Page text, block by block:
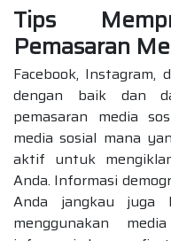
Tips
Pemasaran
Facebook, Instagram,
dengan baik dan
pemasaran media
media sosial mana
aktif untuk
Anda. Informasi
Anda jangkau juga
menggunakan